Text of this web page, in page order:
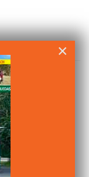
con la
×